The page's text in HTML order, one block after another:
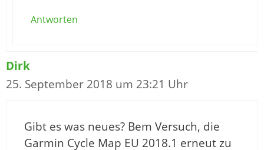
Antworten
Dirk
25. September 2018 um 23:21 Uhr
Gibt es was neues? Bem Versuch, die
Garmin Cycle Map EU 2018.1 erneut zu